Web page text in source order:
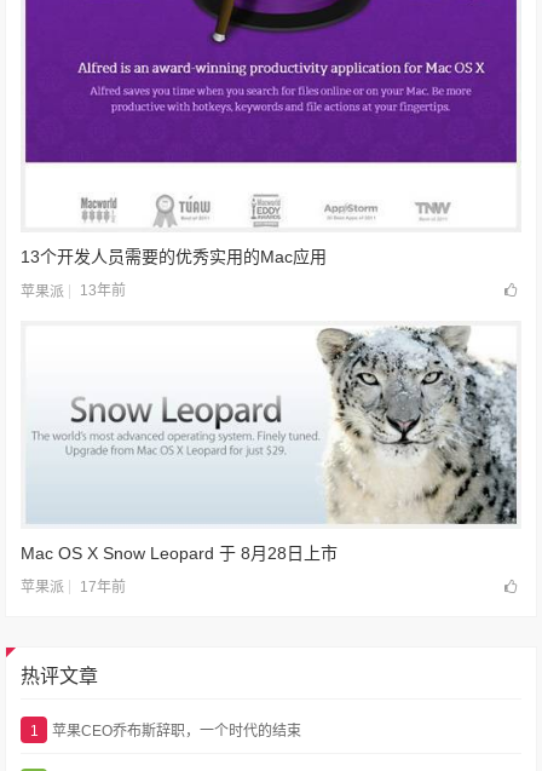
13个开发人员需要的优秀实用的Mac应用
苹果派 13年前
Mac OS X Snow Leopard 于 8月28日上市
苹果派 17年前
热评文章
1 苹果CEO乔布斯辞职，一个时代的结束